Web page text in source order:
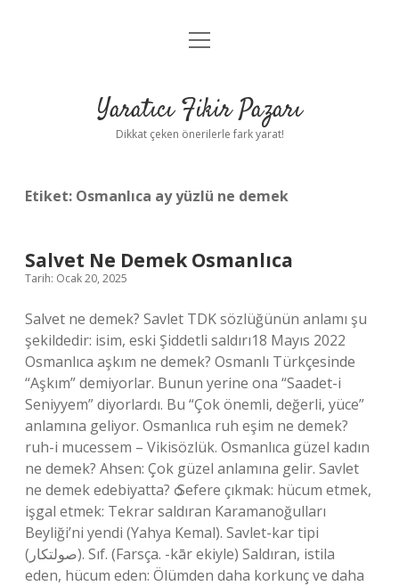
Anasayfa
Yasal Uyarı
menüyü
Yaratıcı Fikir Pazarı
Dikkat çeken önerilerle fark yarat!
Etiket: Osmanlıca ay yüzlü ne demek
Salvet Ne Demek Osmanlıca
Tarih: Ocak 20, 2025
Salvet ne demek? Savlet TDK sözlüğünün anlamı şu
şekildedir: isim, eski Şiddetli saldırı18 Mayıs 2022
Osmanlıca aşkım ne demek? Osmanlı Türkçesinde
“Aşkım” demiyorlar. Bunun yerine ona “Saadet-i
Seniyyem” diyorlardı. Bu “Çok önemli, değerli, yüce”
anlamına geliyor. Osmanlıca ruh eşim ne demek?
ruh-i mucessem – Vikisözlük. Osmanlıca güzel kadın
ne demek? Ahsen: Çok güzel anlamına gelir. Savlet
ne demek edebiyatta? ѻ Sefere çıkmak: hücum etmek,
işgal etmek: Tekrar saldıran Karamanoğulları
Beyliği’ni yendi (Yahya Kemal). Savlet-kar tipi
(ﺻﻮﻟﺘﻜﺎﺭ). Sıf. (Farsça. -kār ekiyle) Saldıran, istila
eden, hücum eden: Ölümden daha korkunç ve daha